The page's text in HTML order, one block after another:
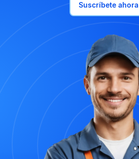
Suscríbete ahora